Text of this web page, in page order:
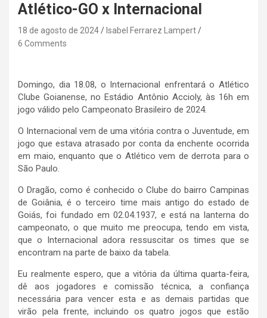
Atlético-GO x Internacional
18 de agosto de 2024
Isabel Ferrarez Lampert
6 Comments
Domingo, dia 18.08, o Internacional enfrentará o Atlético
Clube Goianense, no Estádio Antônio Accioly, às 16h em
jogo válido pelo Campeonato Brasileiro de 2024.
O Internacional vem de uma vitória contra o Juventude, em
jogo que estava atrasado por conta da enchente ocorrida
em maio, enquanto que o Atlético vem de derrota para o
São Paulo.
O Dragão, como é conhecido o Clube do bairro Campinas
de Goiânia, é o terceiro time mais antigo do estado de
Goiás, foi fundado em 02.04.1937, e está na lanterna do
campeonato, o que muito me preocupa, tendo em vista,
que o Internacional adora ressuscitar os times que se
encontram na parte de baixo da tabela.
Eu realmente espero, que a vitória da última quarta-feira,
dê aos jogadores e comissão técnica, a confiança
necessária para vencer esta e as demais partidas que
virão pela frente, incluindo os quatro jogos que estão